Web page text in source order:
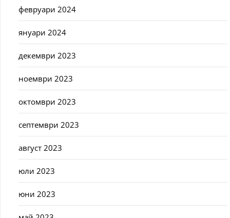
февруари 2024
януари 2024
декември 2023
ноември 2023
октомври 2023
септември 2023
август 2023
юли 2023
юни 2023